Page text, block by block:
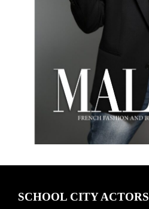
SCHOOL CITY ACTORS